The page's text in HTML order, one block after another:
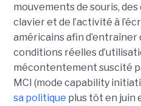
mouvements de souris, des
clavier et de l’activité à
américains afin d’entraîner
conditions réelles
mécontentement suscité
MCI (mode capability
sa politique plus tôt en juin